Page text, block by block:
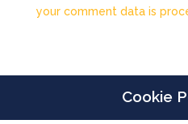
your comment data is
Cookie